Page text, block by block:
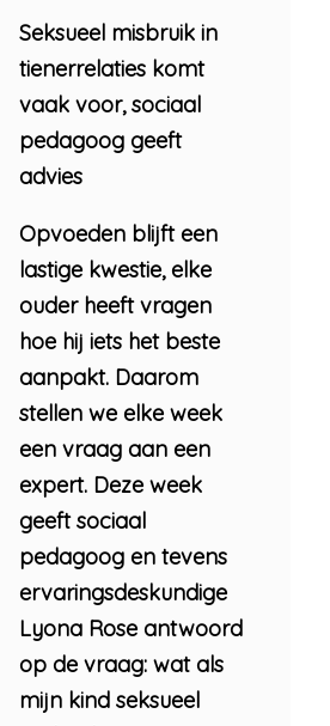
Seksueel misbruik in
tienerrelaties komt
vaak voor, sociaal
pedagoog geeft
advies
Opvoeden blijft een
lastige kwestie, elke
ouder heeft vragen
hoe hij iets het beste
aanpakt. Daarom
stellen we elke week
een vraag aan een
expert. Deze week
geeft sociaal
pedagoog en tevens
ervaringsdeskundige
Lyona Rose antwoord
op de vraag: wat als
mijn kind seksueel